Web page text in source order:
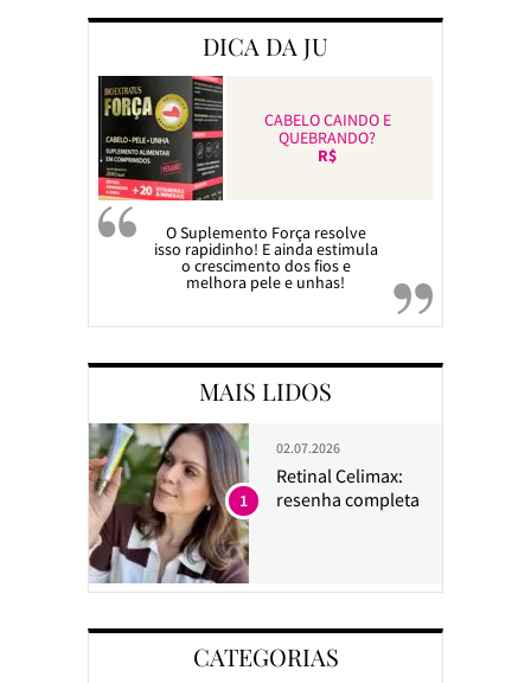
DICA DA JU
CABELO CAINDO E
QUEBRANDO?
R$
O Suplemento Força resolve
isso rapidinho! E ainda estimula
o crescimento dos fios e
melhora pele e unhas!
MAIS LIDOS
02.07.2026
Retinal Celimax:
resenha completa
1
CATEGORIAS